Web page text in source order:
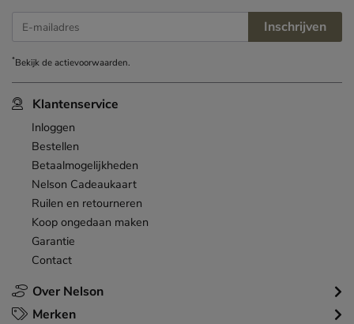
Over Nelson
Klantenservice
Inloggen
Bestellen
Betaalmogelijkheden
Nelson Cadeaukaart
Ruilen en retourneren
Koop ongedaan maken
Garantie
Contact
Merken
E-mailadres Inschrijven
*Bekijk deactievoorwaarden.